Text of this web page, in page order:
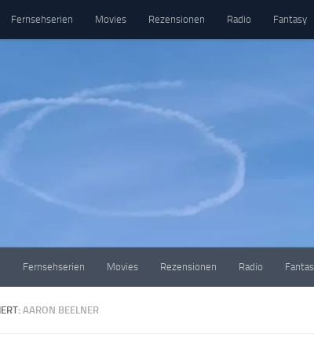
Fernsehserien Movies Rezensionen Radio Fantasy
Fernsehserien Movies Rezensionen Radio
AARON BEELNER